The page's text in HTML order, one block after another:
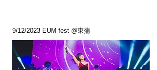
9/12/2023 EUM fest @東蒲